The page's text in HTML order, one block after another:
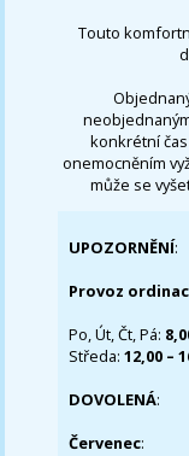
Touto
konkrétní
onemocněním
může se
UPOZORNĚNÍ:
Provoz
Po, Út, Čt, Pá:
Středa:12,00 –
DOVOLENÁ:
Červenec: